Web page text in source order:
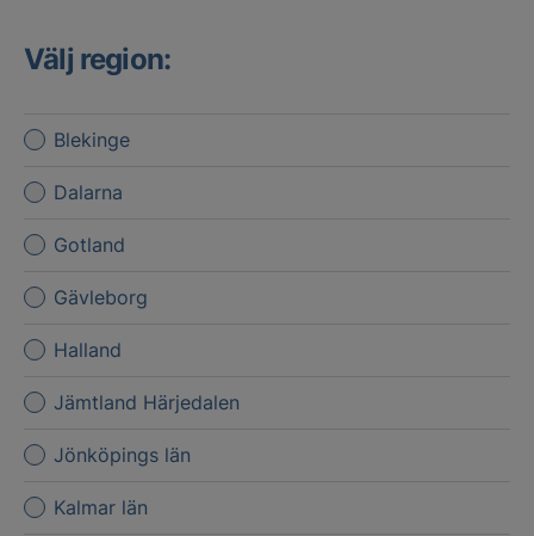
Välj region:
Blekinge
Dalarna
Gotland
Gävleborg
Halland
Jämtland Härjedalen
Jönköpings län
Kalmar län